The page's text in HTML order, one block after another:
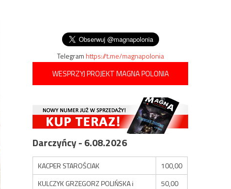
Telegramhttps://t.me/magnapolonia
WESPRZYJ PROJEKT MAGNA POLONIA
Darczyńcy - 6.08.2026
KACPER STAROŚCIAK
100,00
KULCZYK GRZEGORZ POLIŃSKA i
50,00